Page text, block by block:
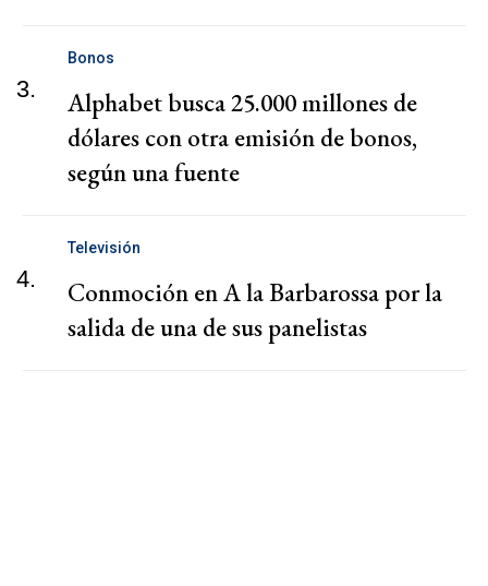
3.
Bonos
Alphabet busca 25.000 millones de
dólares con otra emisión de bonos,
según una fuente
4.
Televisión
Conmoción en A la Barbarossa por la
salida de una de sus panelistas